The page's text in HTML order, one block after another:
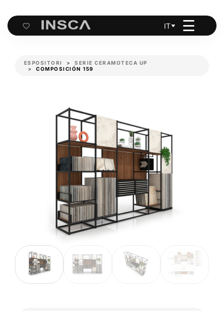
Cart
IT ☰
ESPOSITORI
SERIE CERAMOTECA UP
COMPOSICIÓN 159